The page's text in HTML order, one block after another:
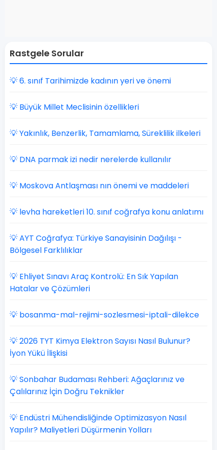
Rastgele Sorular
💡 6. sınıf Tarihimizde kadının yeri ve önemi
💡 Büyük Millet Meclisinin özellikleri
💡 Yakınlık, Benzerlik, Tamamlama, Süreklilik ilkeleri
💡 DNA parmak izi nedir nerelerde kullanılır
💡 Moskova Antlaşması nın önemi ve maddeleri
💡 levha hareketleri 10. sınıf coğrafya konu anlatımı
💡 AYT Coğrafya: Türkiye Sanayisinin Dağılışı -
Bölgesel Farklılıklar
💡 Ehliyet Sınavı Araç Kontrolü: En Sık Yapılan
Hatalar ve Çözümleri
💡 bosanma-mal-rejimi-sozlesmesi-iptali-dilekce
💡 2026 TYT Kimya Elektron Sayısı Nasıl Bulunur?
İyon Yükü İlişkisi
💡 Sonbahar Budaması Rehberi: Ağaçlarınız ve
Çalılarınız İçin Doğru Teknikler
💡 Endüstri Mühendisliğinde Optimizasyon Nasıl
Yapılır? Maliyetleri Düşürmenin Yolları